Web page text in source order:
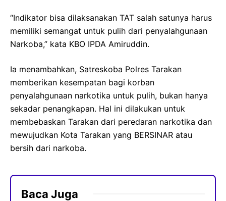
“Indikator bisa dilaksanakan TAT salah satunya harus
memiliki semangat untuk pulih dari penyalahgunaan
Narkoba,” kata KBO IPDA Amiruddin.
Ia menambahkan, Satreskoba Polres Tarakan
memberikan kesempatan bagi korban
penyalahgunaan narkotika untuk pulih, bukan hanya
sekadar penangkapan. Hal ini dilakukan untuk
membebaskan Tarakan dari peredaran narkotika dan
mewujudkan Kota Tarakan yang BERSINAR atau
bersih dari narkoba.
Baca Juga